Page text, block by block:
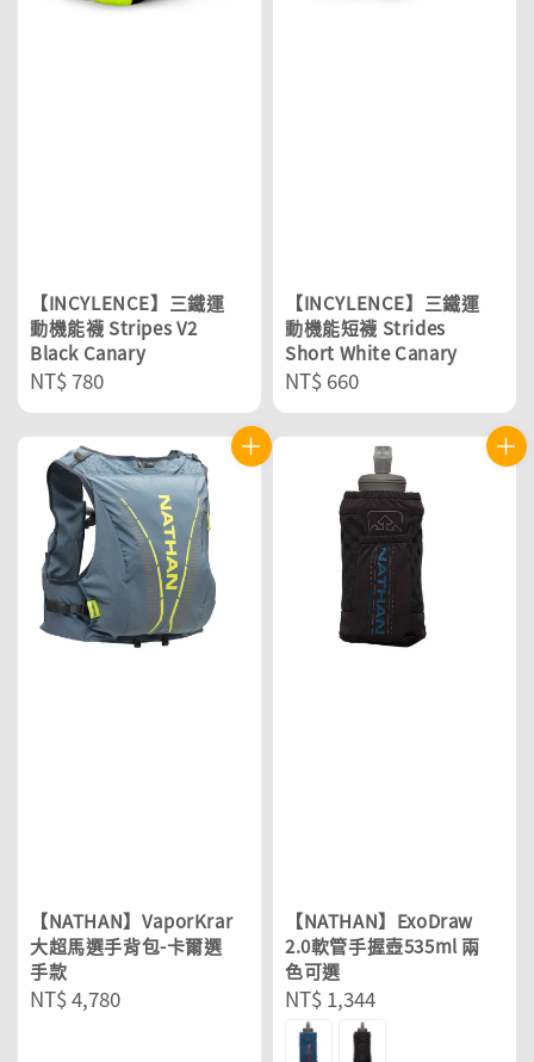
【INCYLENCE】三鐵運
動機能襪 Stripes V2
Black Canary
Regular
price
NT$ 780
【INCYLENCE】三鐵運
動機能短襪 Strides
Short White Canary
Regular
price
NT$ 660
【NATHAN】VaporKrar
大超馬選手背包-卡爾選
手款
Regular
NT$ 4,780
【NATHAN】ExoDraw
2.0軟管手握壺535ml 兩
色可選
Regular
price
NT$ 1,344